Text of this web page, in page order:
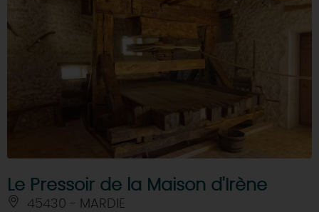
Le Pressoir de la Maison d'Irène
45430 - MARDIE